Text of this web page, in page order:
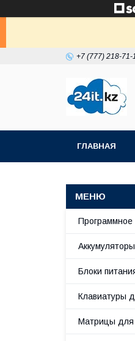
+7 (777) 218-71-
ГЛАВНАЯ
Программное
Блоки
Клавиатуры
Матрицы для